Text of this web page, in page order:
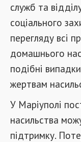
служб та
соціального
перегляду всі
домашнього
подібні
жертвам
У Маріуполі
насильства
підтримку.